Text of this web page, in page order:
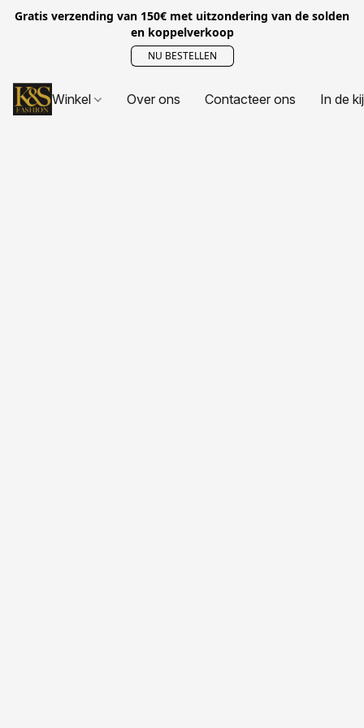
Gratis verzending van 150€ met uitzondering van de solden
en koppelverkoop
NU BESTELLEN
Winkel Over ons Contacteer ons In de